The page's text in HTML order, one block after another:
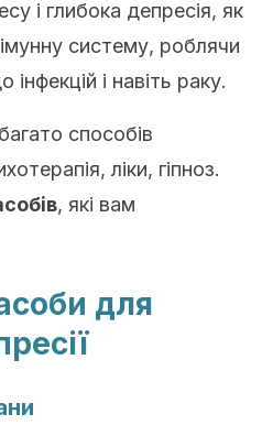
і глибока депресія, як
систему, роблячи
і навіть раку.
способів
ліки, гіпноз.
, які вам
для